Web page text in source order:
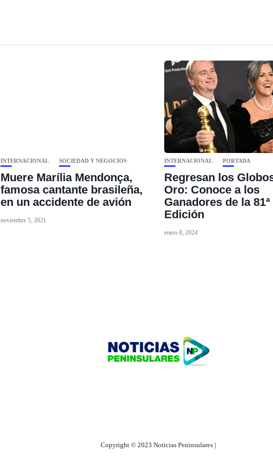
INTERNACIONAL SOCIEDAD Y NEGOCIOS
Muere Marília Mendonça,
famosa cantante brasileña,
en un accidente de avión
noviembre 5, 2021
INTERNACIONAL PORTADA
Regresan los
Oro: Conoce a los
Ganadores de la 81ª
Edición
enero 8, 2024
Copyright © 2023 Noticias Peninsulares |